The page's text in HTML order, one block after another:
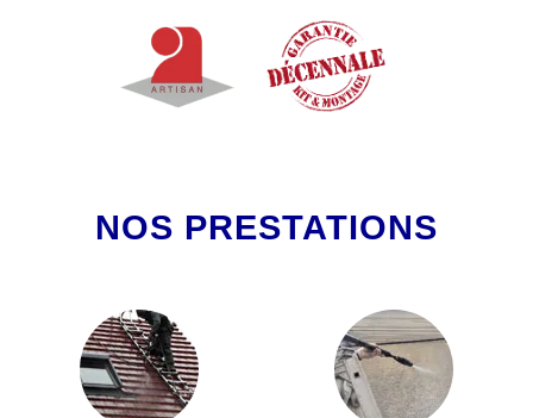
NOS PRESTATIONS